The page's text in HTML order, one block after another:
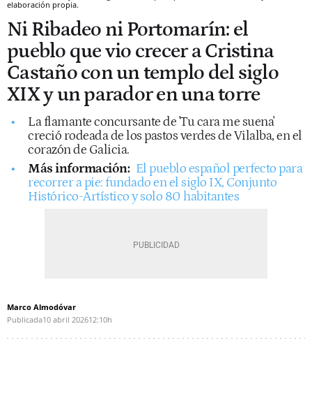
elaboración propia.
Ni Ribadeo ni Portomarín: el
pueblo que vio crecer a Cristina
Castaño con un templo del siglo
XIX y un parador en una torre
La flamante concursante de 'Tu cara me suena'
creció rodeada de los pastos verdes de Vilalba, en el
corazón de Galicia.
Más información: El pueblo español perfecto para
recorrer a pie: fundado en el siglo IX, Conjunto
Histórico-Artístico y solo 80 habitantes
Marco Almodóvar
Publicada10 abril 202612:10h